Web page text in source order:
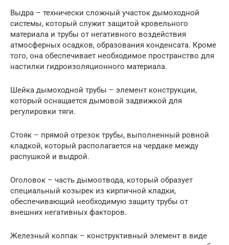
Выдра – технически сложный участок дымоходной
системы, который служит защитой кровельного
материала и трубы от негативного воздействия
атмосферных осадков, образования конденсата. Кроме
того, она обеспечивает необходимое пространство для
настилки гидроизоляционного материала.
Шейка дымоходной трубы – элемент конструкции,
который оснащается дымовой задвижкой для
регулировки тяги.
Стояк – прямой отрезок трубы, выполненный ровной
кладкой, который располагается на чердаке между
распушкой и выдрой.
Оголовок – часть дымоотвода, который образует
специальный козырек из кирпичной кладки,
обеспечивающий необходимую защиту трубы от
внешних негативных факторов.
Железный колпак – конструктивный элемент в виде